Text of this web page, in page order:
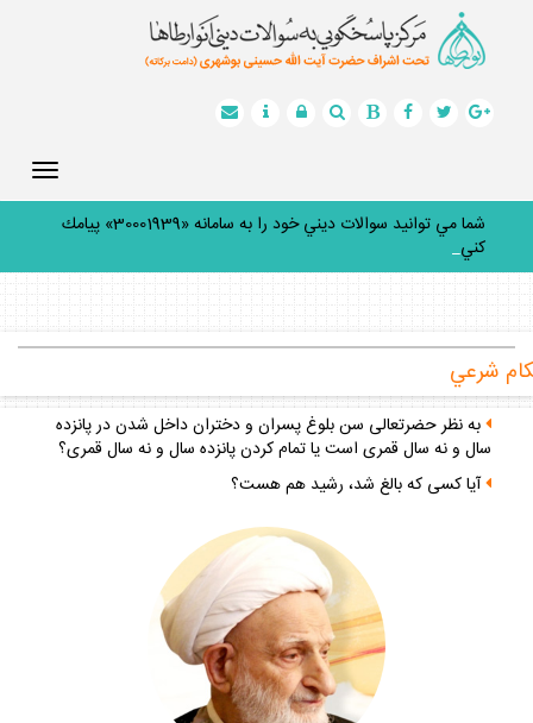
شما مي توانيد سوالات ديني خود را به سامانه «30001939» پيامك
كنيد.
شرعي
به نظر حضرتعالى سن بلوغ پسران و دختران داخل شدن در پانزده
سال و نه سال قمرى است يا تمام كردن پانزده سال و نه سال قمرى؟
آيا كسى كه بالغ شد، رشيد هم هست؟